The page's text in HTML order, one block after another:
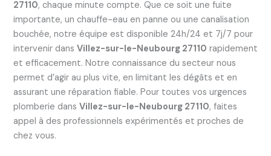
27110, chaque minute compte. Que ce soit une fuite
importante, un chauffe-eau en panne ou une canalisation
bouchée, notre équipe est disponible 24h/24 et 7j/7 pour
intervenir dans Villez-sur-le-Neubourg 27110 rapidement
et efficacement. Notre connaissance du secteur nous
permet d’agir au plus vite, en limitant les dégâts et en
assurant une réparation fiable. Pour toutes vos urgences
plomberie dans Villez-sur-le-Neubourg 27110, faites
appel à des professionnels expérimentés et proches de
chez vous.